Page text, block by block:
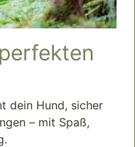
dein Hund, sicher
– mit Spaß,